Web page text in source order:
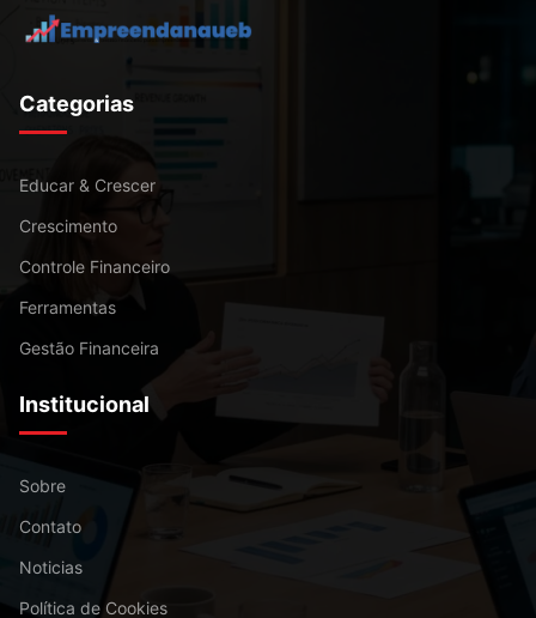
Categorias
Educar & Crescer
Crescimento
Controle Financeiro
Ferramentas
Gestão Financeira
Institucional
Sobre
Contato
Noticias
Política de Cookies